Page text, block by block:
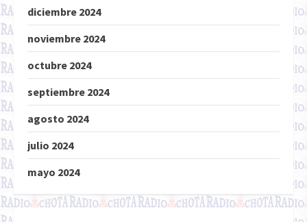
diciembre 2024
noviembre 2024
octubre 2024
septiembre 2024
agosto 2024
julio 2024
mayo 2024